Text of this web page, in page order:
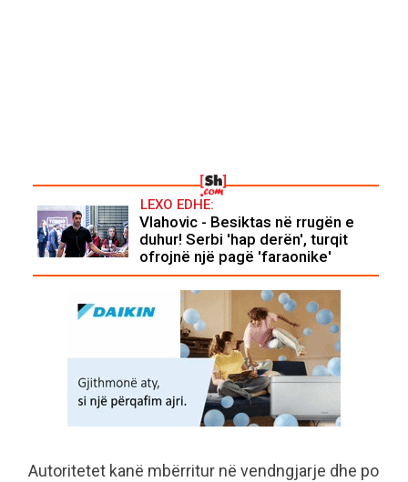
LEXO EDHE:
Vlahovic - Besiktas në rrugën e
duhur! Serbi 'hap derën', turqit
ofrojnë një pagë 'faraonike'
Autoritetet kanë mbërritur në vendngjarje dhe po